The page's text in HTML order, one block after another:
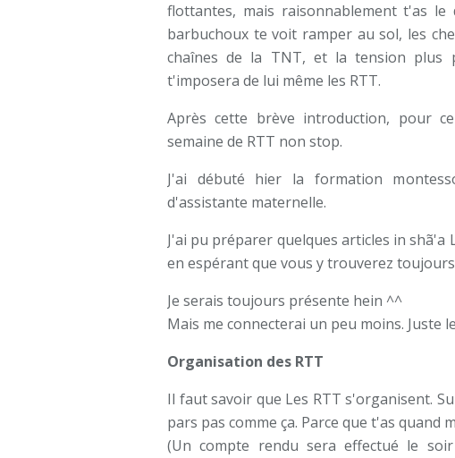
flottantes, mais raisonnablement t'as
barbuchoux te voit ramper au sol, les
chaînes de la TNT, et la tension plus
t'imposera de lui même les RTT.
Après cette brève introduction, pour
semaine de RTT non stop.
J'ai débuté hier la formation
d'assistante maternelle.
J'ai pu préparer quelques articles in shã'a
en espérant que vous y trouverez
Je serais toujours présente hein ^^
Mais me connecterai un peu moins. Juste
Organisation des RTT
Il faut savoir que Les RTT s'organisent.
pars pas comme ça. Parce que t'as quand
(Un compte rendu sera effectué le